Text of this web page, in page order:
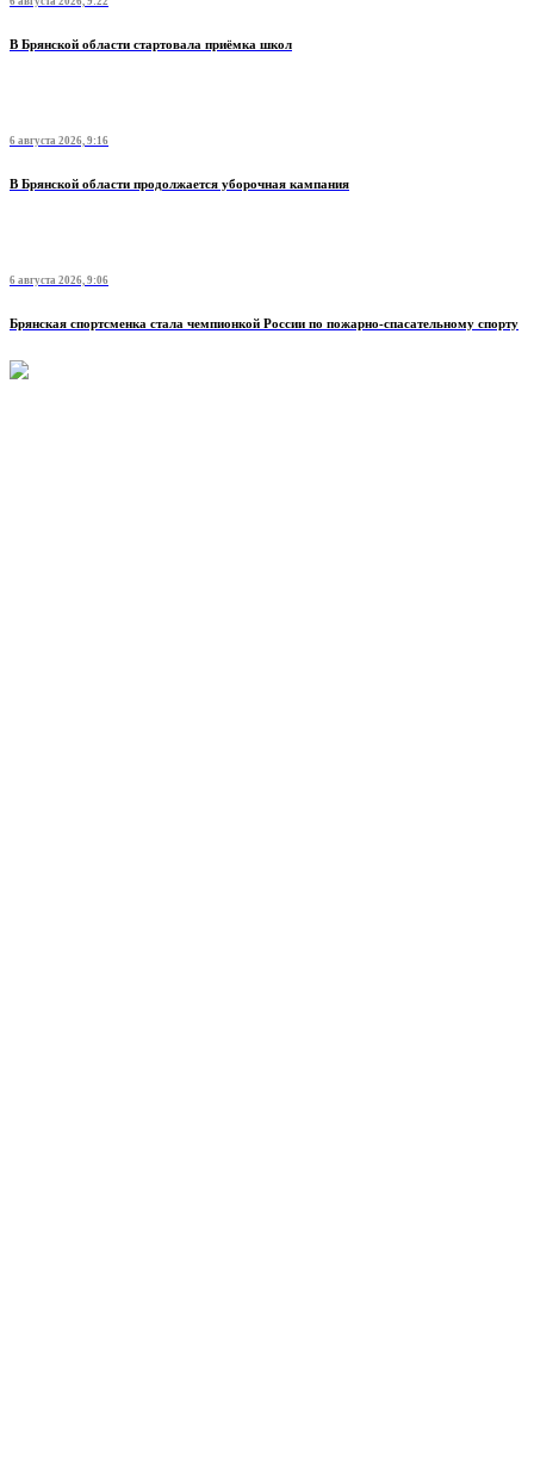
В Брянской области стартовала приёмка школ
6 августа 2026, 9:16
В Брянской области продолжается уборочная кампания
6 августа 2026, 9:06
Брянская спортсменка стала чемпионкой России по пожарно-спасательному спорту